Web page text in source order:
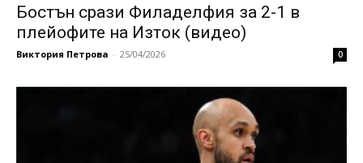
Бостън срази Филаделфия за 2-1 в
плейофите на Изток (видео)
Виктория Петрова - 25/04/2026 0